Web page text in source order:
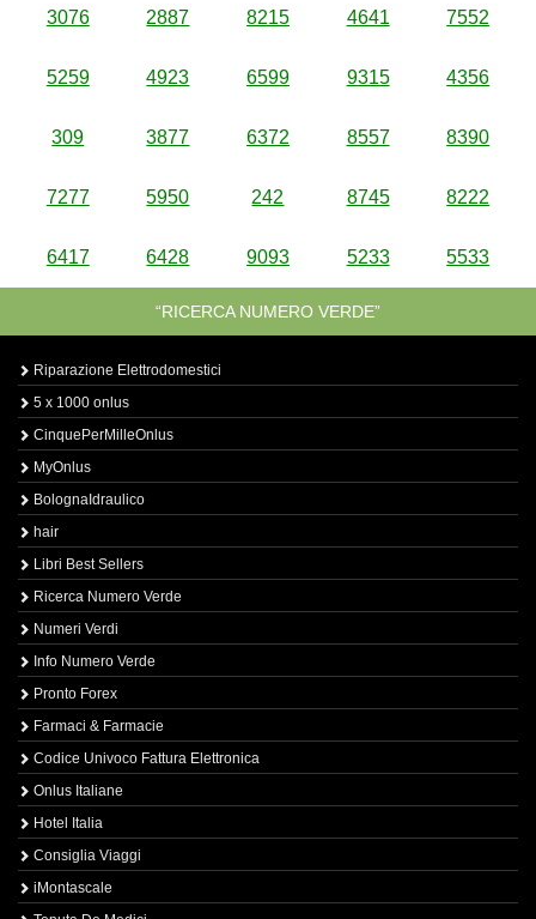
3076 2887 8215 4641 7552
5259 4923 6599 9315 4356
309 3877 6372 8557 8390
7277 5950 242 8745 8222
6417 6428 9093 5233 5533
“RICERCA NUMERO VERDE”
Riparazione Elettrodomestici
5 x 1000 onlus
CinquePerMilleOnlus
MyOnlus
BolognaIdraulico
hair
Libri Best Sellers
Ricerca Numero Verde
Numeri Verdi
Info Numero Verde
Pronto Forex
Farmaci & Farmacie
Codice Univoco Fattura Elettronica
Onlus Italiane
Hotel Italia
Consiglia Viaggi
iMontascale